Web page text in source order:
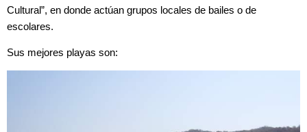
Cultural”, en donde actúan grupos locales de bailes o de
escolares.
Sus mejores playas son: